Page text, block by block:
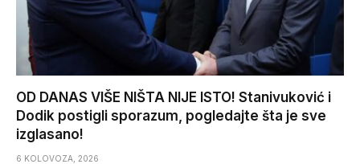
OD DANAS VIŠE NIŠTA NIJE ISTO! Stanivuković i
Dodik postigli sporazum, pogledajte šta je sve
izglasano!
6 KOLOVOZA, 2026